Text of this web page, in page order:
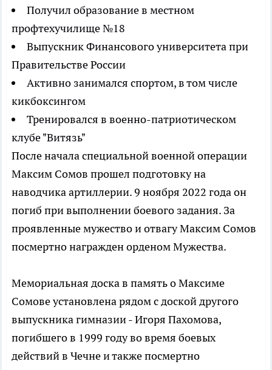
Получил образование в местном
профтехучилище №18
Выпускник Финансового университета при
Правительстве России
Активно занимался спортом, в том числе
кикбоксингом
Тренировался в военно-патриотическом
клубе "Витязь"
После начала специальной военной операции
Максим Сомов прошел подготовку на
наводчика артиллерии. 9 ноября 2022 года он
погиб при выполнении боевого задания. За
проявленные мужество и отвагу Максим Сомов
посмертно награжден орденом Мужества.
Мемориальная доска в память о Максиме
Сомове установлена рядом с доской другого
выпускника гимназии - Игоря Пахомова,
погибшего в 1999 году во время боевых
действий в Чечне и также посмертно